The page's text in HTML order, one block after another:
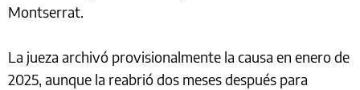
Montserrat.
La jueza archivó provisionalmente la causa en enero de
2025, aunque la reabrió dos meses después para